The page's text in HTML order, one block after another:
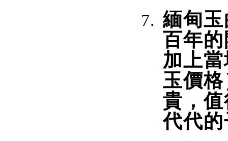
緬甸
百年
加上
玉價
貴，
代代